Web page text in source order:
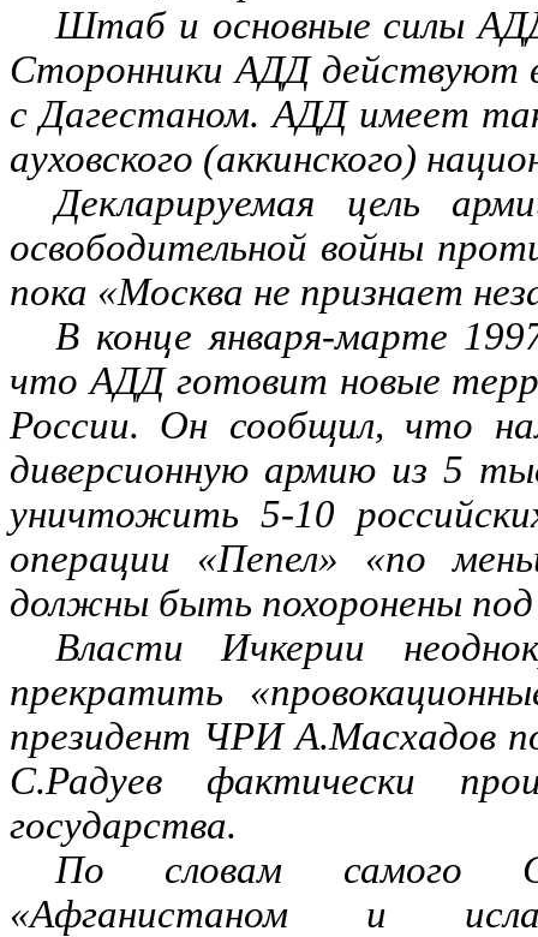
Штаб и основные силы
Сторонники АДД действуют
с Дагестаном. АДД имеет
ауховского (аккинского)
Декларируемая цель
освободительной войны
пока «Москва не признает
В конце января-марте
что АДД готовит новые
России. Он сообщил, что
диверсионную армию из 5
уничтожить 5-10
операции «Пепел» «по
должны быть похоронены
Власти Ичкерии
прекратить
президент ЧРИ А.Масхадов
С.Радуев фактически
государства.
По словам самого
«Афганистаном и